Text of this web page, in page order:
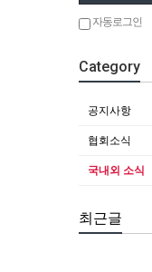
자동로그인
Category
공지사항
협회소식
국내외 소식
최근글